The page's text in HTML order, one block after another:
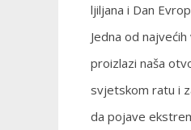
ljiljana i Dan
Jedna od
proizlazi naša
svjetskom ratu i
da pojave